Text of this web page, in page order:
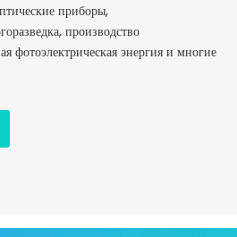
приборы,
производство
фотоэлектрическая энергия и многие